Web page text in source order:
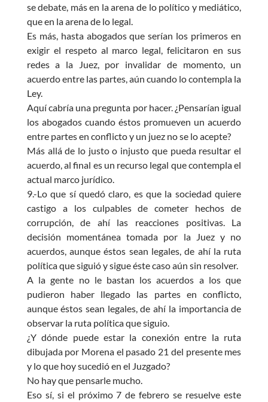
se debate, más en la arena de lo político y mediático,
que en la arena de lo legal.
Es más, hasta abogados que serían los primeros en
exigir el respeto al marco legal, felicitaron en sus
redes a la Juez, por invalidar de momento, un
acuerdo entre las partes, aún cuando lo contempla la
Ley.
Aquí cabría una pregunta por hacer. ¿Pensarían igual
los abogados cuando éstos promueven un acuerdo
entre partes en conflicto y un juez no se lo acepte?
Más allá de lo justo o injusto que pueda resultar el
acuerdo, al final es un recurso legal que contempla el
actual marco jurídico.
9.-Lo que sí quedó claro, es que la sociedad quiere
castigo a los culpables de cometer hechos de
corrupción, de ahí las reacciones positivas. La
decisión momentánea tomada por la Juez y no
acuerdos, aunque éstos sean legales, de ahí la ruta
política que siguió y sigue éste caso aún sin resolver.
A la gente no le bastan los acuerdos a los que
pudieron haber llegado las partes en conflicto,
aunque éstos sean legales, de ahí la importancia de
observar la ruta política que siguio.
¿Y dónde puede estar la conexión entre la ruta
dibujada por Morena el pasado 21 del presente mes
y lo que hoy sucedió en el Juzgado?
No hay que pensarle mucho.
Eso sí, si el próximo 7 de febrero se resuelve este